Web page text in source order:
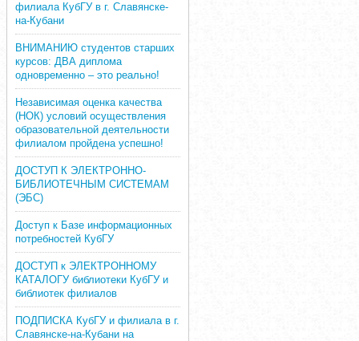
филиала КубГУ в г. Славянске-
на-Кубани
ВНИМАНИЮ студентов старших
курсов: ДВА диплома
одновременно – это реально!
Независимая оценка качества
(НОК) условий осуществления
образовательной деятельности
филиалом пройдена успешно!
ДОСТУП К ЭЛЕКТРОННО-
БИБЛИОТЕЧНЫМ СИСТЕМАМ
(ЭБС)
Доступ к Базе информационных
потребностей КубГУ
ДОСТУП к ЭЛЕКТРОННОМУ
КАТАЛОГУ библиотеки КубГУ и
библиотек филиалов
ПОДПИСКА КубГУ и филиала в г.
Славянске-на-Кубани на